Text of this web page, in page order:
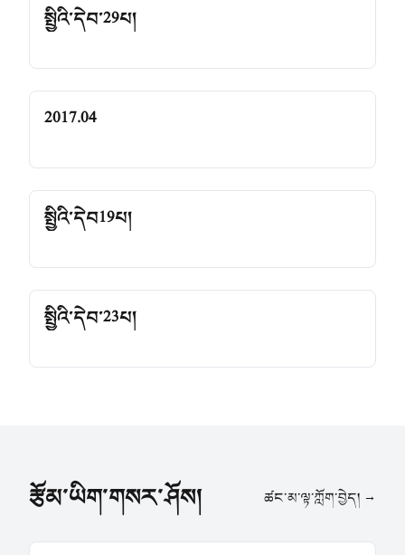
སྤྱིའི་དེབ་29པ།
2017.04
སྤྱིའི་དེབ19པ།
སྤྱིའི་དེབ་23པ།
རྩོམ་ཡིག་གསར་ཤོས། ཚང་མ་ལྟ་ཀློག་བྱེད། →